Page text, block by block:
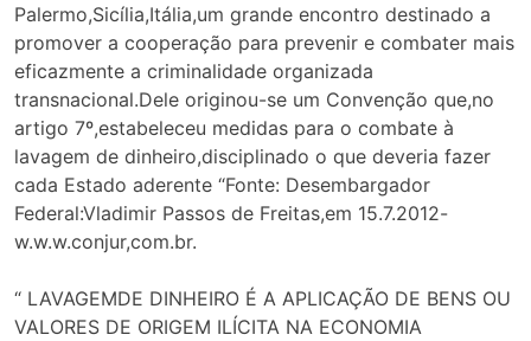
Palermo,Sicília,Itália,um grande encontro destinado a
promover a cooperação para prevenir e combater mais
eficazmente a criminalidade organizada
transnacional.Dele originou-se um Convenção que,no
artigo 7º,estabeleceu medidas para o combate à
lavagem de dinheiro,disciplinado o que deveria fazer
cada Estado aderente “Fonte: Desembargador
Federal:Vladimir Passos de Freitas,em 15.7.2012-
w.w.w.conjur,com.br.
“ LAVAGEMDE DINHEIRO É A APLICAÇÃO DE BENS OU
VALORES DE ORIGEM ILÍCITA NA ECONOMIA